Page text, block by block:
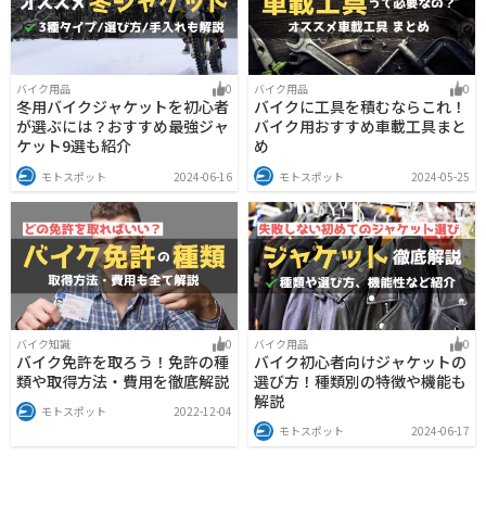
バイク用品 0
冬用バイクジャケットを初心者
が選ぶには？おすすめ最強ジャ
ケット9選も紹介
モトスポット 2024-06-16
バイク用品 0
バイクに工具を積むならこれ！
バイク用おすすめ車載工具まと
め
モトスポット 2024-05-25
バイク知識 0
バイク免許を取ろう！免許の種
類や取得方法・費用を徹底解説
モトスポット 2022-12-04
バイク用品 0
バイク初心者向けジャケットの
選び方！種類別の特徴や機能も
解説
モトスポット 2024-06-17